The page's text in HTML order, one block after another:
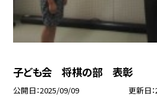
子ども会 将棋の部 表彰
公開日 2025/09/09 更新日